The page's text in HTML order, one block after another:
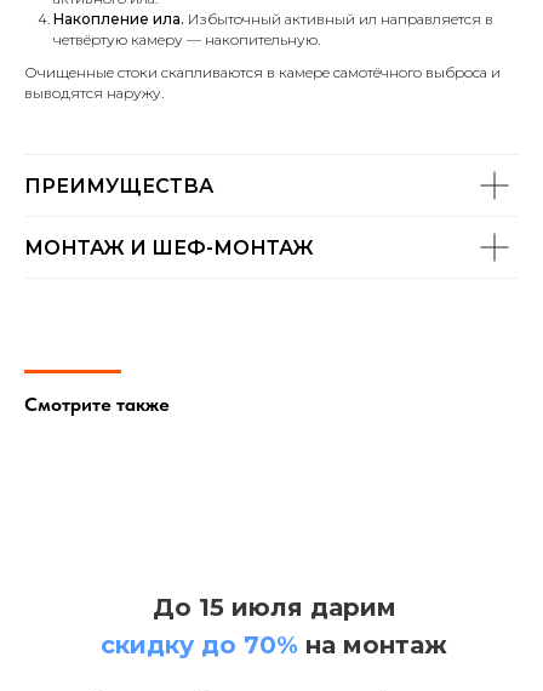
Накопление ила. Избыточный активный ил направляется в
четвёртую камеру — накопительную.
Очищенные стоки скапливаются в камере самотёчного выброса и
выводятся наружу.
ПРЕИМУЩЕСТВА
МОНТАЖ И ШЕФ-МОНТАЖ
Смотрите также
До 15 июля дарим
скидку до 70% на монтаж
специализирующая на продаже, установке,
обслуживании и ремонте систем локальных
очистных сооружений « ТОПОЛЬ», «ТОПАС-С
ТОПАС», «ТОПАЭРО», представляющих собой
полный цикл биологической очистки бытовых